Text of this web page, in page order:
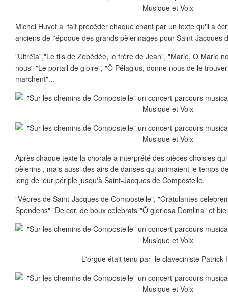
Michel Huvet a fait précéder chaque chant par un texte qu'il a
anciens de l'époque des grands pèlerinages pour Saint-Jacques
"Ultréïa","Le fils de Zébédée, le frère de Jean", "Marie, Ô Marie
nous" "Le portail de gloire", "Ô Pélagius, donne nous de le
marchent"...
Après chaque texte la chorale a interprété des pièces choisies
pèlerins , mais aussi des airs de danses qui animaient le temps
long de leur périple jusqu'à Saint-Jacques de Compostelle.
"Vêpres de Saint-Jacques de Compostelle", "Gratulantes
Spendens" "De cor, de boux celebrats""Ô gloriosa Domlina" et
L'orgue était tenu par le claveciniste Patrick